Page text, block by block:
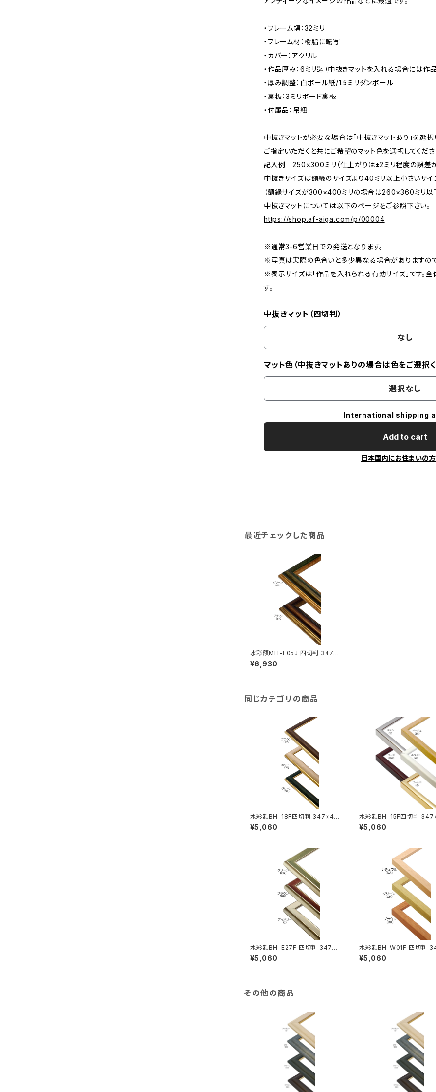
・フレーム幅：32ミリ
・フレーム材：樹脂に転写
・カバー：アクリル
・作品厚み：6ミリ迄（中抜きマットを入れる場合には作
・厚み調整：白ボール紙/1.5ミリダンボール
・裏板：3ミリボード裏板
・付属品：吊紐
中抜きマットが必要な場合は「中抜きマットあり」を選
ご指定いただくと共にご希望のマット色を選択してくださ
記入例 250×300ミリ（仕上がりは±2ミリ程度の誤差が
中抜きサイズは額縁のサイズより40ミリ以上小さいサイ
（額縁サイズが300×400ミリの場合は260×360ミリ以
中抜きマットについては以下のページをご参照下さい。
https://shop.af-aiga.com/p/00004
※通常3-6営業日での発送となります。
※写真は実際の色合いと多少異なる場合がありますので
※表示サイズは「作品を入れられる有効サイズ」です。
す。
中抜きマット（四切判）
なし
マット色（中抜きマットありの場合は色をご選択く
選択なし
International shipping
Add to cart
日本国内にお住まいの
最近チェックした商品
水彩額MH-E05J 四切判 347×
423ミリ
¥6,930
同じカテゴリの商品
水彩額BH-18F四切判 347×42
3ミリ
¥5,060
水彩額BH-15F四切判
ミリ
¥5,060
水彩額BH-E27F 四切判 347×4
23ミリ
¥5,060
水彩額BH-W01F 四切判
423ミリ
¥5,060
その他の商品